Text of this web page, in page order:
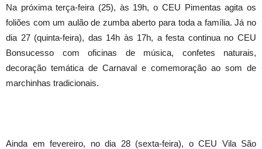
Na próxima terça-feira (25), às 19h, o CEU Pimentas agita os
foliões com um aulão de zumba aberto para toda a família. Já no
dia 27 (quinta-feira), das 14h às 17h, a festa continua no CEU
Bonsucesso com oficinas de música, confetes naturais,
decoração temática de Carnaval e comemoração ao som de
marchinhas tradicionais.
Ainda em fevereiro, no dia 28 (sexta-feira), o CEU Vila São